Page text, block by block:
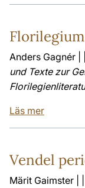
Anders Gagnér | |
und Texte zur
Läs mer
Vendel
Märit Gaimster | |